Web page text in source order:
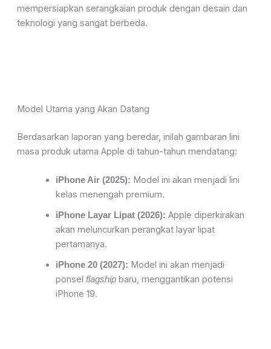
mempersiapkan serangkaian produk dengan desain dan
teknologi yang sangat berbeda.
Model Utama yang Akan Datang
Berdasarkan laporan yang beredar, inilah gambaran lini
masa produk utama Apple di tahun-tahun mendatang:
iPhone Air (2025): Model ini akan menjadi lini
kelas menengah premium.
iPhone Layar Lipat (2026): Apple diperkirakan
akan meluncurkan perangkat layar lipat
pertamanya.
iPhone 20 (2027): Model ini akan menjadi
ponsel flagshipbaru, menggantikan potensi
iPhone 19.